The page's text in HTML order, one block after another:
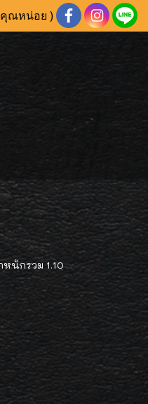
คุณหน่อย )
หนักรวม 1.10